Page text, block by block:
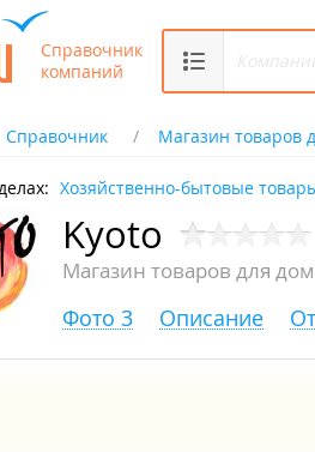
Справочник
компаний
Справочник Магазин товаров
Хозяйственно-бытовые
Kyoto
Магазин товаров для
Фото 3 Описание